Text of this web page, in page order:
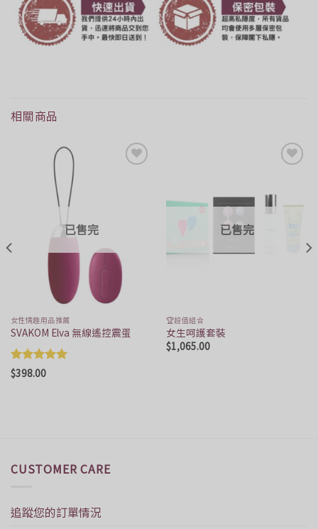
相關商品
已售完
女性情趣用品推薦
SVAKOM Elva 無線遙控震蛋
評分5.00
滿分 5
$398.00
Wishlist
已售完
🏆超值組合
女生呵護套裝
$1,065.00
CUSTOMER CARE
追蹤您的訂單情況